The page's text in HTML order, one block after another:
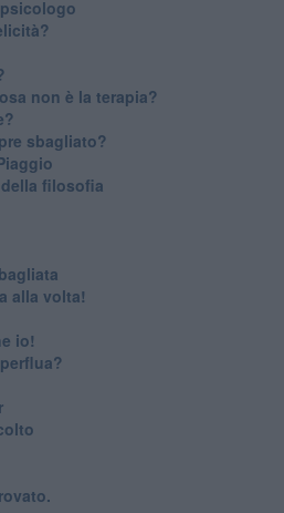
non è la terapia?
sbagliato?
filosofia
alla volta!
io!